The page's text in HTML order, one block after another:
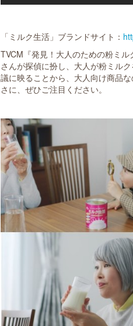
「ミルク生活」ブランドサイト：
TVCM『発見！大人のための粉ミ
さんが探偵に扮し、大人が粉ミル
議に映ることから、大人向け商品
さに、ぜひご注目ください。